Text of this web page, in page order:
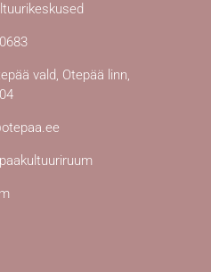
vald, Otepää linn,